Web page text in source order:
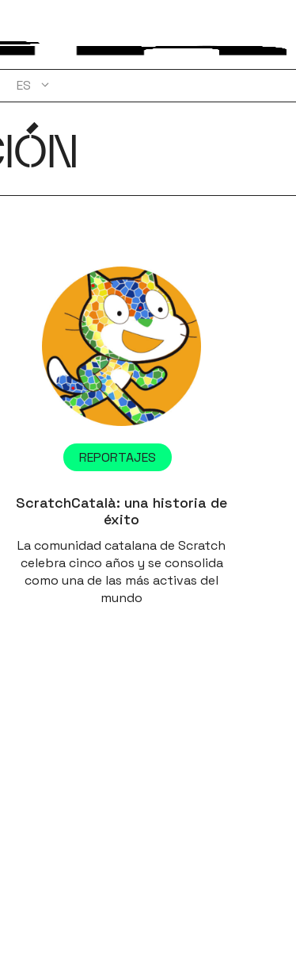
ES
REPORTAJES
ScratchCatalà: una historia de
éxito
La comunidad catalana de Scratch
celebra cinco años y se consolida
como una de las más activas del
mundo